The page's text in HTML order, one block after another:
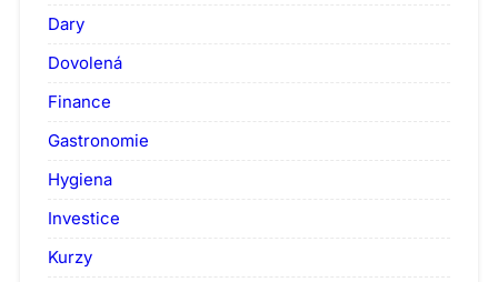
Dary
Dovolená
Finance
Gastronomie
Hygiena
Investice
Kurzy